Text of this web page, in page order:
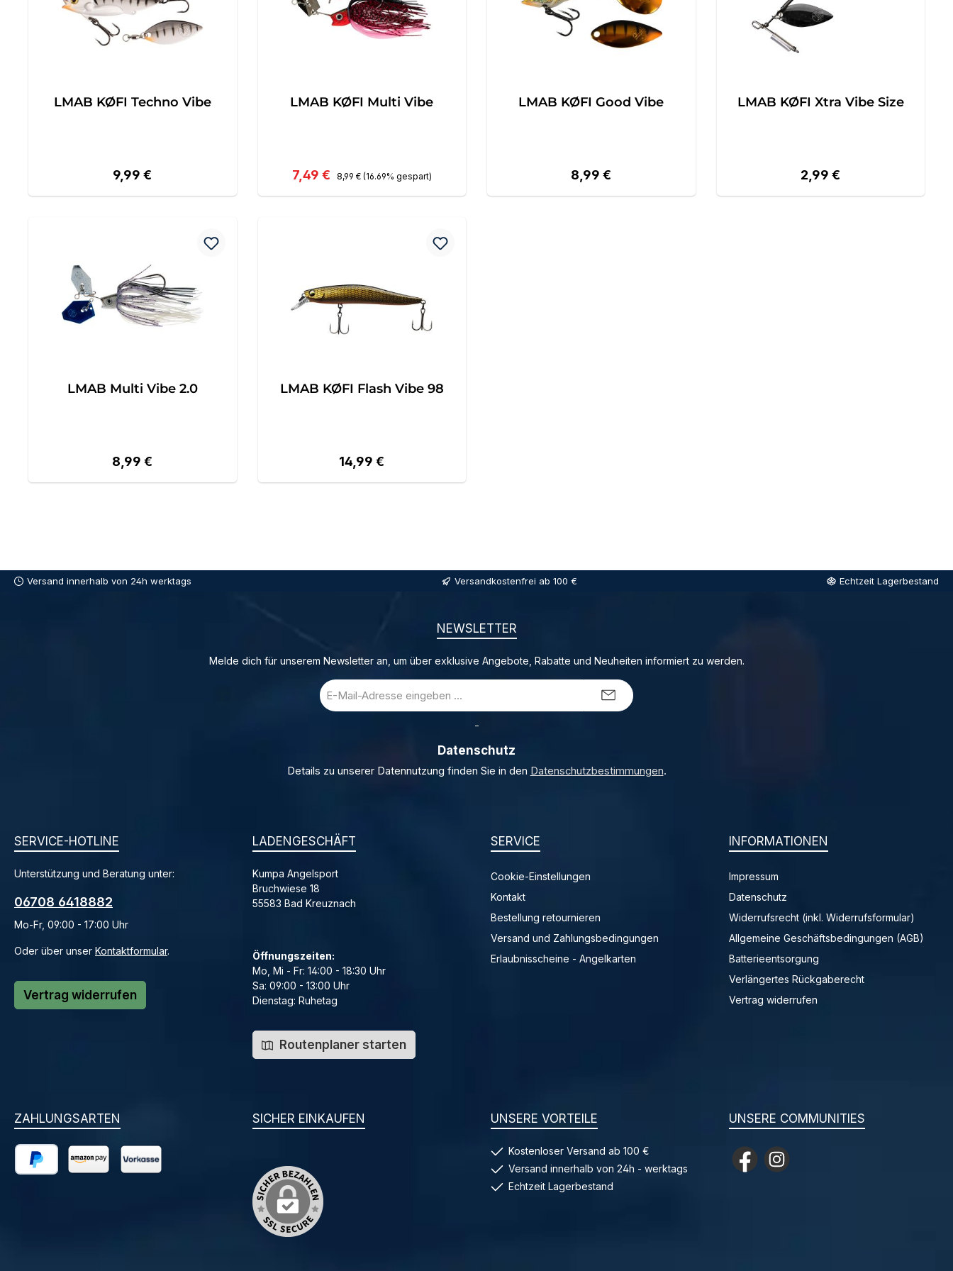
LMAB KØFI Techno Vibe
Regulärer Preis:
9,99 €
LMAB KØFI Multi Vibe
Verkaufspreis:
7,49 € Regulärer Preis:
8,99 € (16.69% gespart)
LMAB KØFI Good Vibe
Regulärer Preis:
8,99 €
LMAB KØFI Xtra Vibe Size
Regulärer Preis:
2,99 €
LMAB Multi Vibe 2.0
Regulärer Preis:
8,99 €
LMAB KØFI Flash Vibe 98
Regulärer Preis:
14,99 €
Versand innerhalb von 24h werktags Versandkostenfrei ab 100 € Echtzeit Lagerbestand
NEWSLETTER
Melde dich für unserem Newsletter an, um über exklusive Angebote, Rabatte und Neuheiten informiert zu werden.
E-
Mail-
Datenschutz
Details zu unserer Datennutzung finden Sie in den Datenschutzbestimmungen.
SERVICE-HOTLINE
Unterstützung und Beratung unter:
06708 6418882
Mo-Fr, 09:00 - 17:00 Uhr
Oder über unser Kontaktformular.
Vertrag widerrufen
LADENGESCHÄFT
Kumpa Angelsport
Bruchwiese 18
55583 Bad Kreuznach
Öffnungszeiten:
Mo, Mi - Fr: 14:00 - 18:30 Uhr
Sa: 09:00 - 13:00 Uhr
Dienstag: Ruhetag
Routenplaner starten
SERVICE
Cookie-Einstellungen
Kontakt
Bestellung retournieren
Versand und Zahlungsbedingungen
Erlaubnisscheine - Angelkarten
INFORMATIONEN
Impressum
Datenschutz
Widerrufsrecht (inkl. Widerrufsformular)
Allgemeine Geschäftsbedingungen (AGB)
Batterieentsorgung
Verlängertes Rückgaberecht
Vertrag widerrufen
ZAHLUNGSARTEN SICHER EINKAUFEN UNSERE VORTEILE
Kostenloser Versand ab 100 €
Versand innerhalb von 24h - werktags
Echtzeit Lagerbestand
UNSERE COMMUNITIES
FacebookInstagram